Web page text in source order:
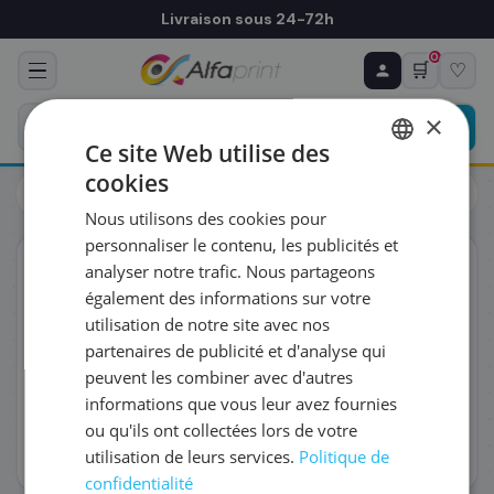
Livraison sous 24-72h
🛒
0
♡
Toners
HP
ORIGINAL
♻ COMMANDE RÉCURRENTE
Prévoyez & économisez
Programmez votre prochain achat — notre équipe
vous prépare un devis personnalisé
RÉFÉRENCE DU PRODUIT
FRÉQUENCE
QUANTITÉ PAR LIVRAISON
DATE DE PREMIÈRE LIVRAISON SOUHAITÉE
×
Ce site Web utilise des
cookies
Nous utilisons des cookies pour
personnaliser le contenu, les publicités et
analyser notre trafic. Nous partageons
également des informations sur votre
utilisation de notre site avec nos
partenaires de publicité et d'analyse qui
peuvent les combiner avec d'autres
informations que vous leur avez fournies
ou qu'ils ont collectées lors de votre
utilisation de leurs services. Politique de
confidentialité